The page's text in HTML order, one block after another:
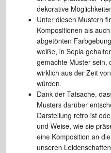
dekorative
Unter diesen Mustern
Kompositionen als
abgetönten
weiße, in Sepia
gemachte Muster sein,
wirklich aus der Zeit
würden.
Dank der Tatsache,
Musters darüber
Darstellung retro ist
und Weise, wie sie
eine Komposition an
unseren